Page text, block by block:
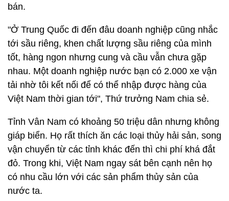
bán.
"Ở Trung Quốc đi đến đâu doanh nghiệp cũng nhắc
tới sầu riêng, khen chất lượng sầu riêng của mình
tốt, hàng ngon nhưng cung và cầu vẫn chưa gặp
nhau. Một doanh nghiệp nước bạn có 2.000 xe vận
tải nhờ tôi kết nối để có thể nhập được hàng của
Việt Nam thời gian tới", Thứ trưởng Nam chia sẻ.
Tỉnh Vân Nam có khoảng 50 triệu dân nhưng không
giáp biển. Họ rất thích ăn các loại thủy hải sản, song
vận chuyển từ các tỉnh khác đến thì chi phí khá đắt
đỏ. Trong khi, Việt Nam ngay sát bên cạnh nên họ
có nhu cầu lớn với các sản phẩm thủy sản của
nước ta.